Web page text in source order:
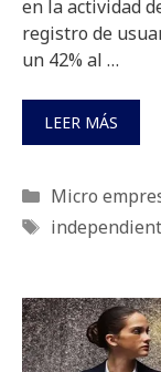
en la actividad
registro de
un 42% al …
LEER MÁS
Categorías
Micro
Etiquetas